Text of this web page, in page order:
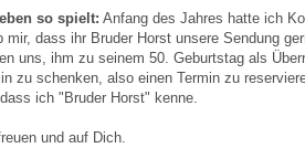
so spielt: Anfang des Jahres hatte ich
mir, dass ihr Bruder Horst unsere Sendung
uns, ihm zu seinem 50. Geburtstag als
zu schenken, also einen Termin zu
ich "Bruder Horst" kenne.
und auf Dich.